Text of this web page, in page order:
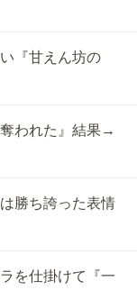
『甘えん坊の
われた』結果→
勝ち誇った表情
を仕掛けて『一